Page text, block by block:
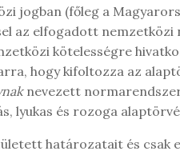
jogban (főleg a
az elfogadott
kötelességre
hogy kifoltozza az
nevezett
lyukas és rozoga
határozatait és csak